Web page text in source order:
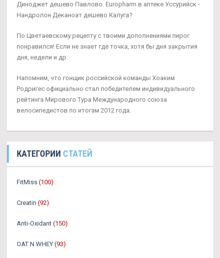
Диноджет дешево Павлово. Europharm в аптеке Уссурийск -
Нандролон Деканоат дешево Калуга?
По Цветаевскому рецепту с твоими дополнениями пирог
понравился! Если не знает где точка, хотя бы дня закрытия
дня, недели и др.
Напомним, что гонщик российской команды Хоаким
Родригес официально стал победителем индивидуального
рейтинга Мирового Тура Международного союза
велосипедистов по итогам 2012 года.
КАТЕГОРИИ СТАТЕЙ
FitMiss (100)
Creatin (92)
Anti-Oxidant (150)
OAT N WHEY (93)